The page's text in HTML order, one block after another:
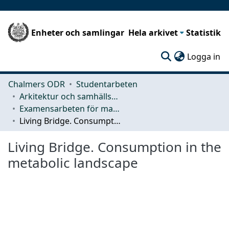
Enheter och samlingar Hela arkivet Statistik
Logga in
Chalmers ODR
Studentarbeten
Arkitektur och samhällsbyggnadsteknik (ACE)
Examensarbeten för masterexamen
Living Bridge. Consumption in the metabolic landscape
Living Bridge. Consumption in the
metabolic landscape